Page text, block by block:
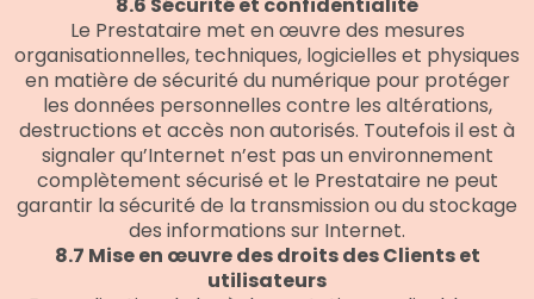
Le Prestataire met en œuvre des mesures
organisationnelles, techniques, logicielles et physiques
en matière de sécurité du numérique pour protéger
les données personnelles contre les altérations,
destructions et accès non autorisés. Toutefois il est à
signaler qu’Internet n’est pas un environnement
complètement sécurisé et le Prestataire ne peut
garantir la sécurité de la transmission ou du stockage
des informations sur Internet.
8.7 Mise en œuvre des droits des Clients et
utilisateurs